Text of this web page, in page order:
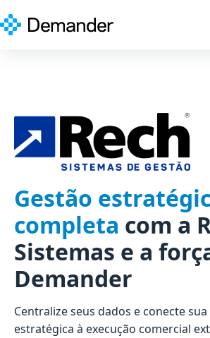
para
o
Gestão
completa com a
Sistemas e a
Demander
Centralize seus dados e conecte
estratégica à execução comercial